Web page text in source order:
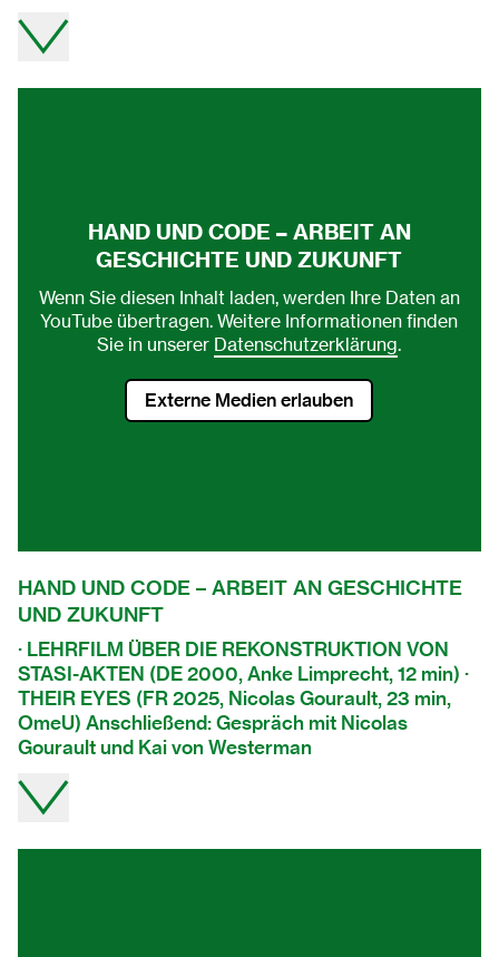
HAND UND CODE – ARBEIT AN
GESCHICHTE UND ZUKUNFT
Wenn Sie diesen Inhalt laden, werden Ihre Daten an
YouTube übertragen. Weitere Informationen finden
Sie in unserer Datenschutzerklärung.
Externe Medien erlauben
HAND UND CODE – ARBEIT AN GESCHICHTE
UND ZUKUNFT
· LEHRFILM ÜBER DIE REKONSTRUKTION VON
STASI-AKTEN (DE 2000, Anke Limprecht, 12 min) ·
THEIR EYES (FR 2025, Nicolas Gourault, 23 min,
OmeU) Anschließend: Gespräch mit Nicolas
Gourault und Kai von Westerman